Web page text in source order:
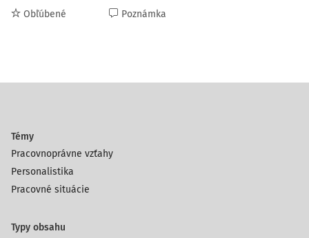
Obľúbené Poznámka
Témy
Pracovnoprávne vzťahy
Personalistika
Pracovné situácie
Typy obsahu